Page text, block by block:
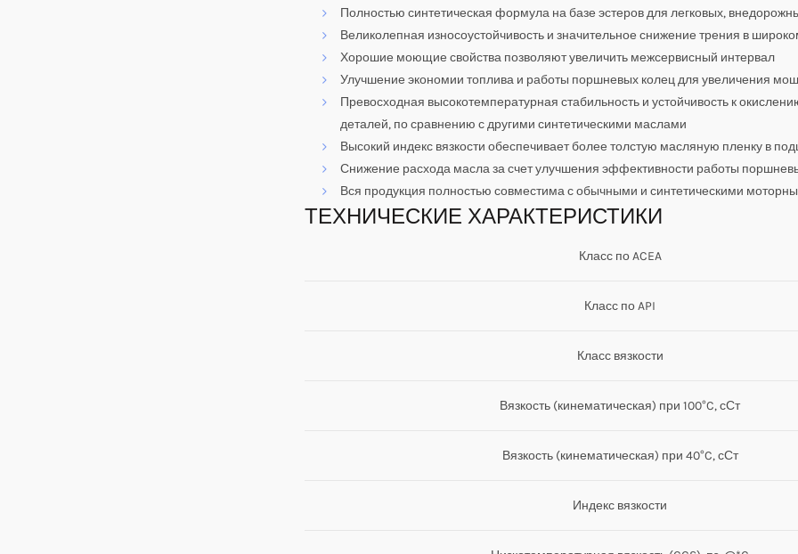
Полностью синтетическая формула на базе эстеров для легковых,
Великолепная износоустойчивость и значительное снижение трения в
Хорошие моющие свойства позволяют увеличить межсервисный интервал
Улучшение экономии топлива и работы поршневых колец для увеличения
Превосходная высокотемпературная стабильность и устойчивость к
деталей, по сравнению с другими синтетическими маслами
Высокий индекс вязкости обеспечивает более толстую масляную пленку в
Снижение расхода масла за счет улучшения эффективности работы
Вся продукция полностью совместима с обычными и синтетическими
ТЕХНИЧЕСКИЕ ХАРАКТЕРИСТИКИ
Класс по ACEA
Класс по API
Класс вязкости
Вязкость (кинематическая) при 100°C, сСт
Вязкость (кинематическая) при 40°C, сСт
Индекс вязкости